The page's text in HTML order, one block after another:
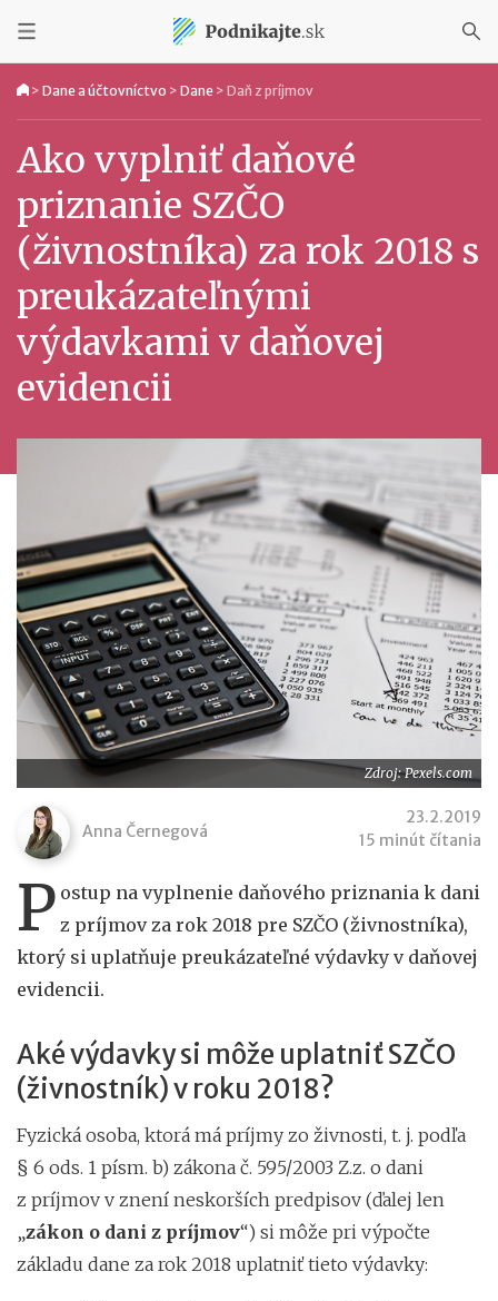
> Dane a účtovníctvo > Dane > Daň z príjmov
Ako vyplniť daňové
priznanie SZČO
(živnostníka) za rok 2018 s
preukázateľnými
výdavkami v daňovej
evidencii
Zdroj: Pexels.com
Anna Černegová
23.2.2019
15 minút čítania
P ostup na vyplnenie daňového priznania k dani
z príjmov za rok 2018 pre SZČO (živnostníka),
ktorý si uplatňuje preukázateľné výdavky v daňovej
evidencii.
Aké výdavky si môže uplatniť SZČO
(živnostník) v roku 2018?
Fyzická osoba, ktorá má príjmy zo živnosti, t. j. podľa
§ 6 ods. 1 písm. b) zákona č. 595/2003 Z.z. o dani
z príjmov v znení neskorších predpisov (ďalej len
„zákon o dani z príjmov“) si môže pri výpočte
základu dane za rok 2018 uplatniť tieto výdavky: